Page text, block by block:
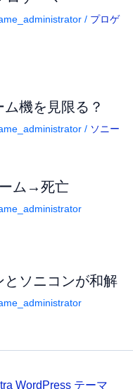
/ プロゲ
機を見限る？
/ ソニー
ム→死亡
とソニコンが和解
WordPress テーマ